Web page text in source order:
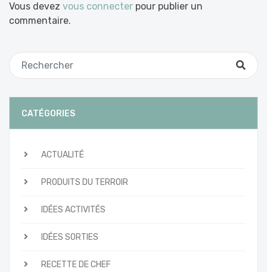
Vous devez vous connecter pour publier un
commentaire.
CATÉGORIES
ACTUALITÉ
PRODUITS DU TERROIR
IDÉES ACTIVITÉS
IDÉES SORTIES
RECETTE DE CHEF